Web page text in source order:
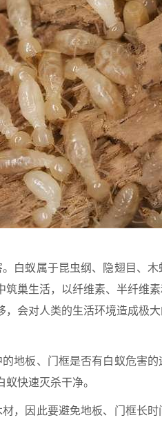
白蚁属于昆虫纲、隐翅目、
巢生活，以纤维素、半纤维
会对人类的生活环境造成极大
地板、门框是否有白蚁危害
快速灭杀干净。
，因此要避免地板、门框长